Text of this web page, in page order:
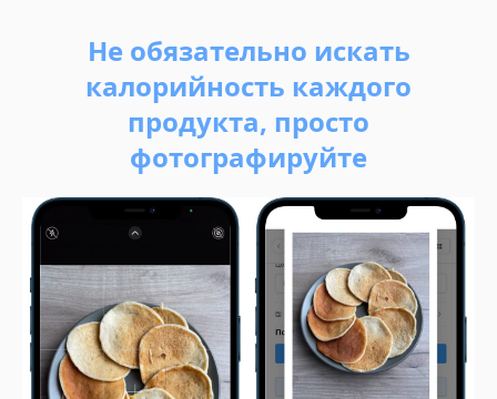
Не обязательно искать
калорийность каждого
продукта, просто
фотографируйте